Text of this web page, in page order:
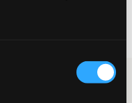
Het logo van het merk